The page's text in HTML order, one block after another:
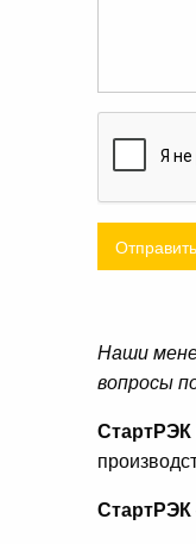
Наши
вопросы
СтартРЭК
СтартРЭК